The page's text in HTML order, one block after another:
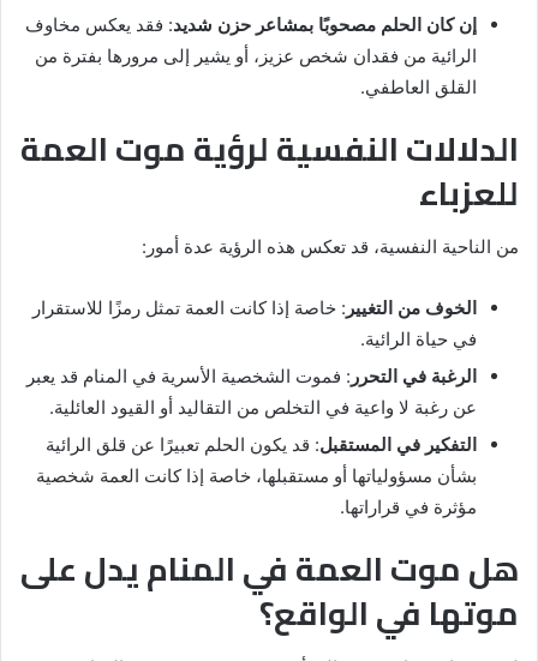
إن كان الحلم مصحوبًا بمشاعر حزن شديد: فقد يعكس مخاوف
الرائية من فقدان شخص عزيز، أو يشير إلى مرورها بفترة من
القلق العاطفي.
الدلالات النفسية لرؤية موت العمة
للعزباء
من الناحية النفسية، قد تعكس هذه الرؤية عدة أمور:
الخوف من التغيير : خاصة إذا كانت العمة تمثل رمزًا للاستقرار
في حياة الرائية.
الرغبة في التحرر : فموت الشخصية الأسرية في المنام قد يعبر
عن رغبة لا واعية في التخلص من التقاليد أو القيود العائلية.
التفكير في المستقبل: قد يكون الحلم تعبيرًا عن قلق الرائية
بشأن مسؤولياتها أو مستقبلها، خاصة إذا كانت العمة شخصية
مؤثرة في قراراتها.
هل موت العمة في المنام يدل على
موتها في الواقع؟